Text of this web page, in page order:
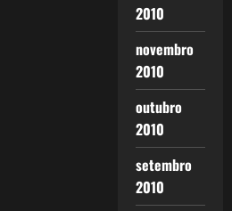
2010
novembro
2010
outubro
2010
setembro
2010